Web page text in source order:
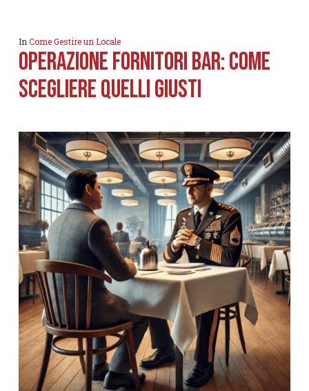
InCome Gestire un Locale
Operazione fornitori bar: come
scegliere quelli giusti